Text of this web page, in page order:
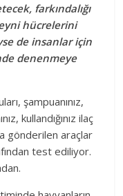
farkındalığı
hücrelerini
de insanlar için
denenmeye
şampuanınız,
kullandığınız ilaç
gönderilen araçlar
test ediliyor.